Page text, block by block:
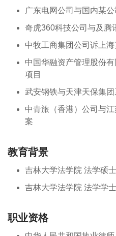
广东电网公司与国内某
奇虎360科技公司与及腾
中牧工商集团公司诉上
中国华融资产管理股份
项目
武安钢铁与天津天保集
中青旅（香港）公司与
案
教育背景
吉林大学法学院 法学硕
吉林大学法学院 法学学
职业资格